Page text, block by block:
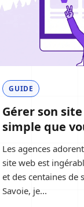
GUIDE
Gérer son
simple que
Les agences
site web est
et des centaines de
Savoie, je...